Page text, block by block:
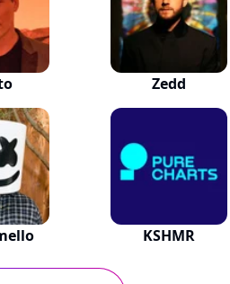
Zedd
KSHMR